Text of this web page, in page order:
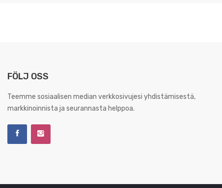
FÖLJ OSS
Teemme sosiaalisen median verkkosivujesi yhdistämisestä,
markkinoinnista ja seurannasta helppoa.